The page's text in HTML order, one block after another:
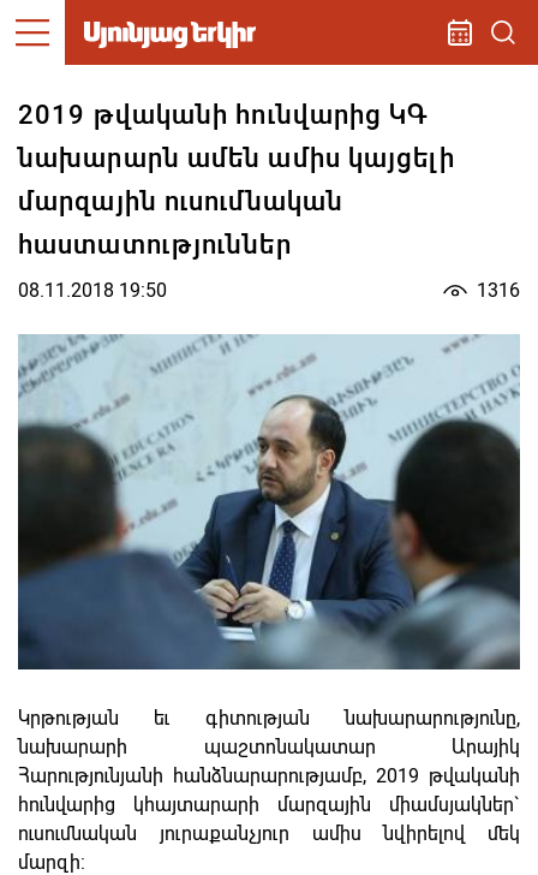
2019 թվականի հունվարից ԿԳ
նախարարն ամեն ամիս կայցելի
մարզային ուսումնական
հաստատություններ
08.11.2018 19:50 1316
Կրթության եւ գիտության նախարարությունը,
նախարարի պաշտոնակատար Արայիկ
Հարությունյանի հանձնարարությամբ, 2019 թվականի
հունվարից կհայտարարի մարզային միամսյակներ`
ուսումնական յուրաքանչյուր ամիս նվիրելով մեկ
մարզի: